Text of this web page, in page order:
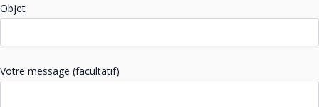
Objet
Votre message (facultatif)